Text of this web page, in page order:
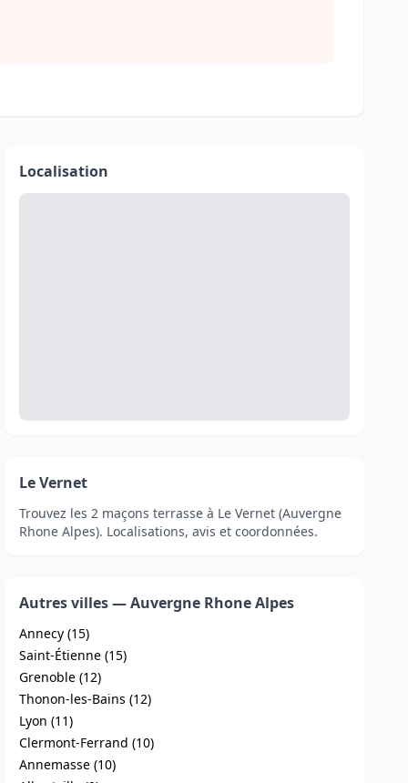
Localisation
Le Vernet
Trouvez les 2 maçons terrasse à Le Vernet (Auvergne
Rhone Alpes). Localisations, avis et coordonnées.
Autres villes — Auvergne Rhone Alpes
Annecy (15)
Saint-Étienne (15)
Grenoble (12)
Thonon-les-Bains (12)
Lyon (11)
Clermont-Ferrand (10)
Annemasse (10)